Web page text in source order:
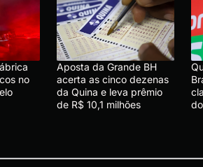
no
Aposta da Grande BH
acerta as cinco dezenas
da Quina e leva prêmio
de R$ 10,1 milhões